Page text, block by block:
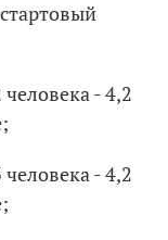
- 4,2
- 4,2